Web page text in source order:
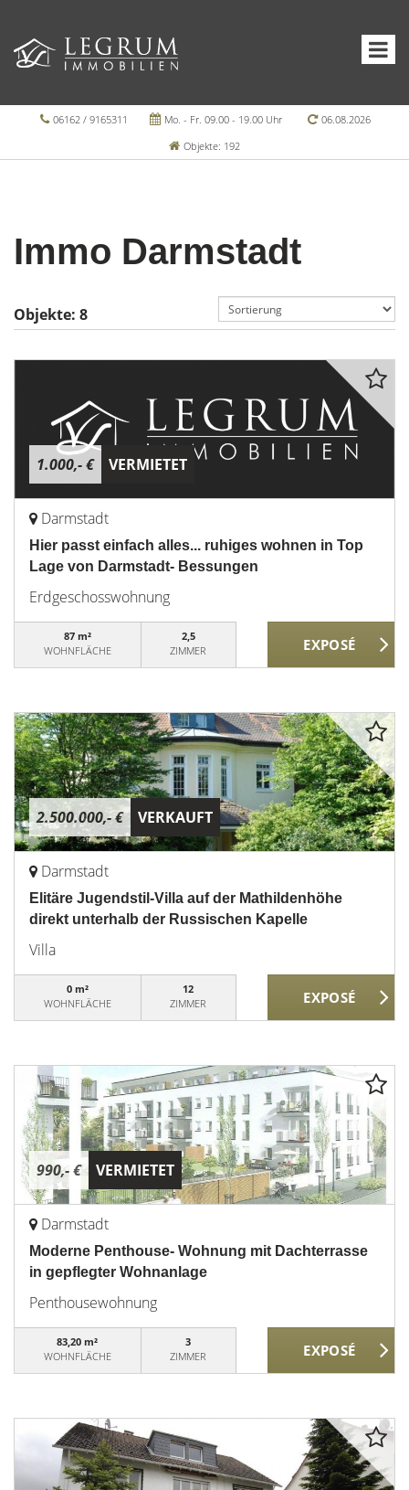
06162 / 9165311 Mo. - Fr. 09.00 - 19.00 Uhr
06.08.2026
Objekte: 192
Immo Darmstadt
Objekte: 8
1.000,- € VERMIETET
Darmstadt
Hier passt einfach alles... ruhiges wohnen in Top
Lage von Darmstadt- Bessungen
Erdgeschosswohnung
87 m²
WOHNFLÄCHE
2,5
ZIMMER
2.500.000,- € VERKAUFT
Darmstadt
Elitäre Jugendstil-Villa auf der Mathildenhöhe
direkt unterhalb der Russischen Kapelle
Villa
0 m²
WOHNFLÄCHE
12
ZIMMER
990,- € VERMIETET
Darmstadt
Moderne Penthouse- Wohnung mit Dachterrasse
in gepflegter Wohnanlage
Penthousewohnung
83,20 m²
WOHNFLÄCHE
3
ZIMMER